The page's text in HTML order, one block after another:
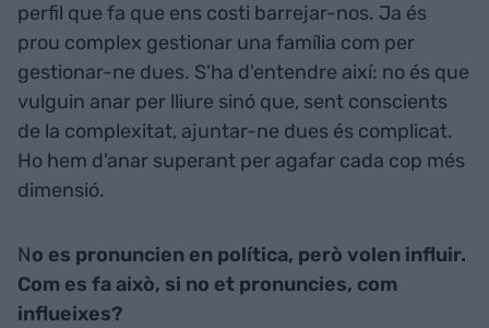
perfil que fa que ens costi barrejar-nos. Ja és
prou complex gestionar una família com per
gestionar-ne dues. S'ha d'entendre així: no és que
vulguin anar per lliure sinó que, sent conscients
de la complexitat, ajuntar-ne dues és complicat.
Ho hem d'anar superant per agafar cada cop més
dimensió.
No es pronuncien en política, però volen influir.
Com es fa això, si no et pronuncies, com
influeixes?